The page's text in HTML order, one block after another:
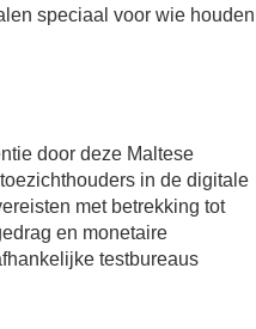
speciaal voor wie houden
door deze Maltese
in de digitale
met betrekking tot
en monetaire
testbureaus